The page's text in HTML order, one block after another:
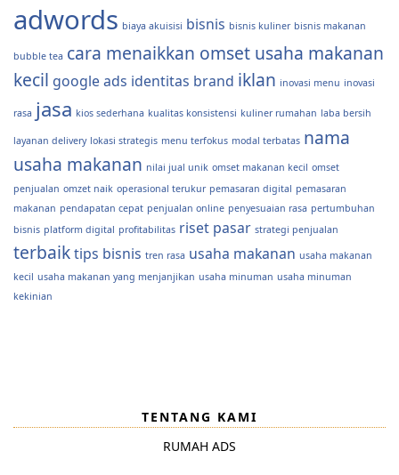
adwords biaya akuisisi bisnis bisnis kuliner bisnis makanan
bubble tea cara menaikkan omset usaha makanan
kecil google ads identitas brand iklan inovasi menu inovasi
rasa jasa kios sederhana kualitas konsistensi kuliner rumahan laba bersih
layanan delivery lokasi strategis menu terfokus modal terbatas nama
usaha makanan nilai jual unik omset makanan kecil omset
penjualan omzet naik operasional terukur pemasaran digital pemasaran
makanan pendapatan cepat penjualan online penyesuaian rasa pertumbuhan
bisnis platform digital profitabilitas riset pasar strategi penjualan
terbaiktips bisnis tren rasa usaha makanan usaha makanan
kecil usaha makanan yang menjanjikan usaha minuman usaha minuman
kekinian
TENTANG KAMI
RUMAH ADS